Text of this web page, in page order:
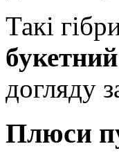
Такі
букетний
догляду
Плюси